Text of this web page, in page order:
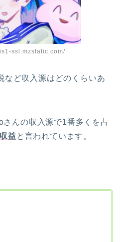
ssl.mzstatic.com/
など収入源はどのくらいあ
さんの収入源で1番多くを占
益と言われています。